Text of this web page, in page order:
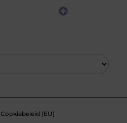
Cookiebeleid (EU)